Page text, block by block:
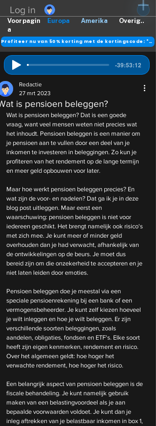
Log in
Europa Amerika Overig..
Voorpagin
a
Profiteer nu van 50% korting met de kortingscode: "DANK"
-39:53:12
is pensioen beleggen?
Redactie
27 mrt 2023
Wat is pensioen beleggen? Dat is een goede
vraag, want veel mensen weten niet precies wat
het inhoudt. Pensioen beleggen is een manier om
je pensioen aan te vullen door een deel van je
inkomen te investeren in beleggingen. Zo kun je
profiteren van het rendement op de lange termijn
en meer geld opbouwen voor later.
Maar hoe werkt pensioen beleggen precies? En
wat zijn de voor- en nadelen? Dat ga ik je in deze
blog post uitleggen. Maar eerst een
waarschuwing: pensioen beleggen is niet voor
iedereen geschikt. Het brengt namelijk ook risico's
met zich mee. Je kunt meer of minder geld
overhouden dan je had verwacht, afhankelijk van
de ontwikkelingen op de beurs. Je moet dus
bereid zijn om die onzekerheid te accepteren en je
niet laten leiden door emoties.
Pensioen beleggen doe je meestal via een
speciale pensioenrekening bij een bank of een
vermogensbeheerder. Je kunt zelf kiezen hoeveel
je wilt inleggen en hoe je wilt beleggen. Er zijn
verschillende soorten beleggingen, zoals
aandelen, obligaties, fondsen en ETF's. Elke soort
heeft zijn eigen kenmerken, rendement en risico.
Over het algemeen geldt: hoe hoger het
verwachte rendement, hoe hoger het risico.
Een belangrijk aspect van pensioen beleggen is de
fiscale behandeling. Je kunt namelijk gebruik
maken van een belastingvoordeel als je aan
bepaalde voorwaarden voldoet. Je kunt dan je
inleg aftrekken van je belastbaar inkomen in box 1,